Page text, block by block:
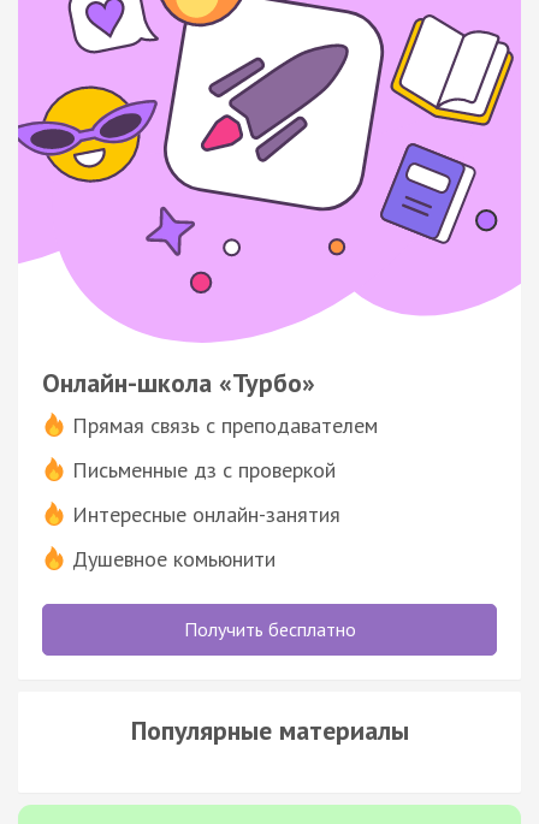
Онлайн-школа «Турбо»
Прямая связь с преподавателем
Письменные дз с проверкой
Интересные онлайн-занятия
Душевное комьюнити
Получить бесплатно
Популярные материалы